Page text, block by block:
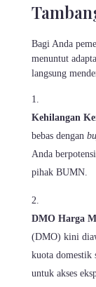
Bagi Anda
menuntut
langsung
Kehilangan
bebas dengan
Anda
pihak BUMN.
DMO Harga
(DMO) kini
kuota domestik
untuk akses